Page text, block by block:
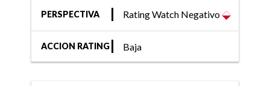
PERSPECTIVA Rating Watch Negativo
ACCION RATING Baja